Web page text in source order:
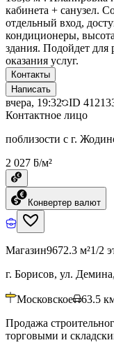
кабинета + санузел.
отдельный вход,
кондиционеры,
здания. Подойдет для
оказания услуг.
Контакты
Написать
вчера, 19:32 ID
Контактное лицо
поблизости с г.
2 027 ƃ/м²
Конвертер валют
Магазин9672.3 м²1/2
г. Борисов, ул.
Московское 63.5
Продажа
торговыми и